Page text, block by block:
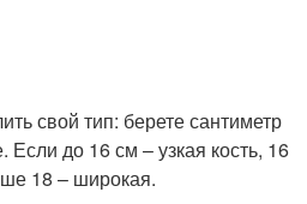
свой тип: берете сантиметр
Если до 16 см – узкая кость, 16
18 – широкая.